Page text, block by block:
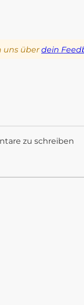
uns überdein
zu schreiben